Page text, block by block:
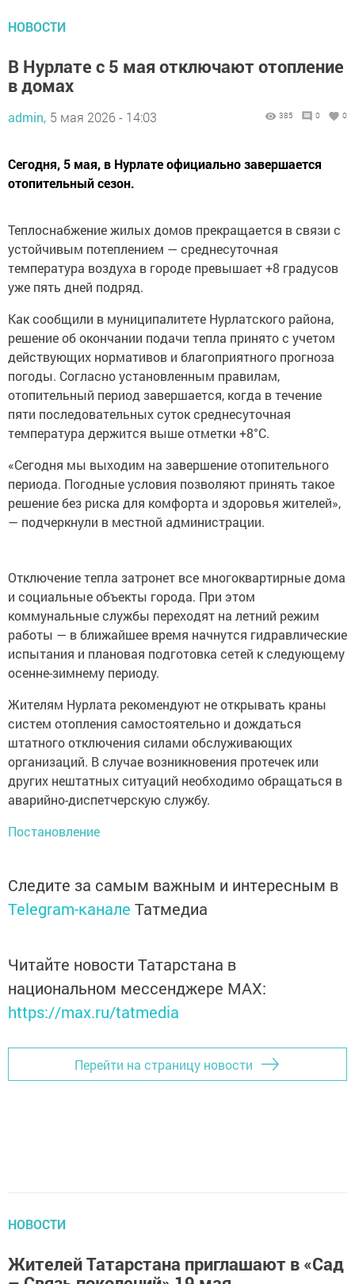
НОВОСТИ
В Нурлате с 5 мая отключают отопление
в домах
admin, 5 мая 2026 - 14:03 385 0 0
Сегодня, 5 мая, в Нурлате официально завершается
отопительный сезон.
Теплоснабжение жилых домов прекращается в связи с
устойчивым потеплением — среднесуточная
температура воздуха в городе превышает +8 градусов
уже пять дней подряд.
Как сообщили в муниципалитете Нурлатского района,
решение об окончании подачи тепла принято с учетом
действующих нормативов и благоприятного прогноза
погоды. Согласно установленным правилам,
отопительный период завершается, когда в течение
пяти последовательных суток среднесуточная
температура держится выше отметки +8°C.
«Сегодня мы выходим на завершение отопительного
периода. Погодные условия позволяют принять такое
решение без риска для комфорта и здоровья жителей»,
— подчеркнули в местной администрации.
Отключение тепла затронет все многоквартирные дома
и социальные объекты города. При этом
коммунальные службы переходят на летний режим
работы — в ближайшее время начнутся гидравлические
испытания и плановая подготовка сетей к следующему
осенне-зимнему периоду.
Жителям Нурлата рекомендуют не открывать краны
систем отопления самостоятельно и дождаться
штатного отключения силами обслуживающих
организаций. В случае возникновения протечек или
других нештатных ситуаций необходимо обращаться в
аварийно-диспетчерскую службу.
Постановление
Следите за самым важным и интересным в
Telegram-канале Татмедиа
Читайте новости Татарстана в
национальном мессенджере MАХ:
https://max.ru/tatmedia
Перейти на страницу новости
НОВОСТИ
Жителей Татарстана приглашают в «Сад